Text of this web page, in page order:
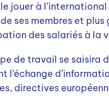
jouer à
ses membres et
des salariés à la
de travail se saisira
l’échange
directives